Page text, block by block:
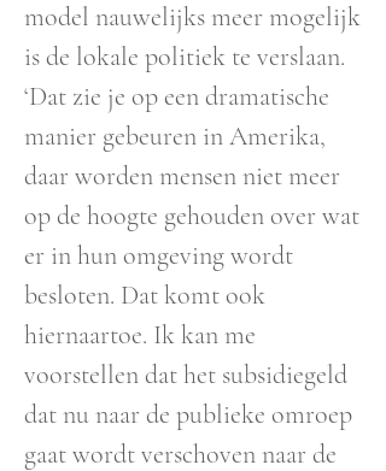
model nauwelijks meer mogelijk
is de lokale politiek te verslaan.
‘Dat zie je op een dramatische
manier gebeuren in Amerika,
daar worden mensen niet meer
op de hoogte gehouden over wat
er in hun omgeving wordt
besloten. Dat komt ook
hiernaartoe. Ik kan me
voorstellen dat het subsidiegeld
dat nu naar de publieke omroep
gaat wordt verschoven naar de